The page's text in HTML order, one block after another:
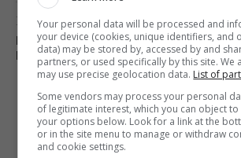
Попередня стаття
РАНКОВА ПРОГРАМА ВІД «ЕРИ
БУДЕ ВИХОДИТИ НА «UA:
ВИЙШОВ ПЕРШИЙ ТРЕЙЛЕР
ФІЛЬМУ ПРО
Your personal data will be processed and
your device (cookies, unique identifiers, and
data) may be stored by, accessed by and
partners, or used specifically by this site. We
may use precise geolocation data. List of
Some vendors may process your personal
of legitimate interest, which you can object
your options below. Look for a link at the
or in the site menu to manage or withdraw
and cookie settings.